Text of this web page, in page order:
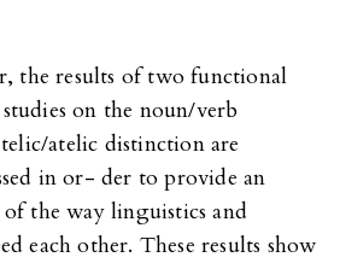
the results of two functional
on the noun/verb
atelic distinction are
in or- der to provide an
the way linguistics and
each other. These results show